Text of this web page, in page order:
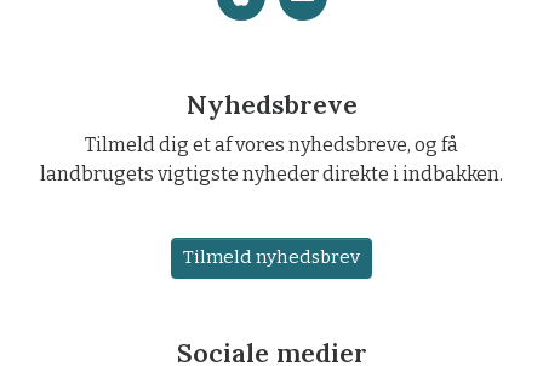
Nyhedsbreve
Tilmeld dig et af vores nyhedsbreve, og få
landbrugets vigtigste nyheder direkte i indbakken.
Tilmeld nyhedsbrev
Sociale medier